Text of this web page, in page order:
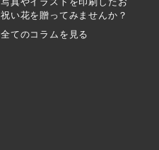
祝い花を贈ってみませんか？
全てのコラムを見る